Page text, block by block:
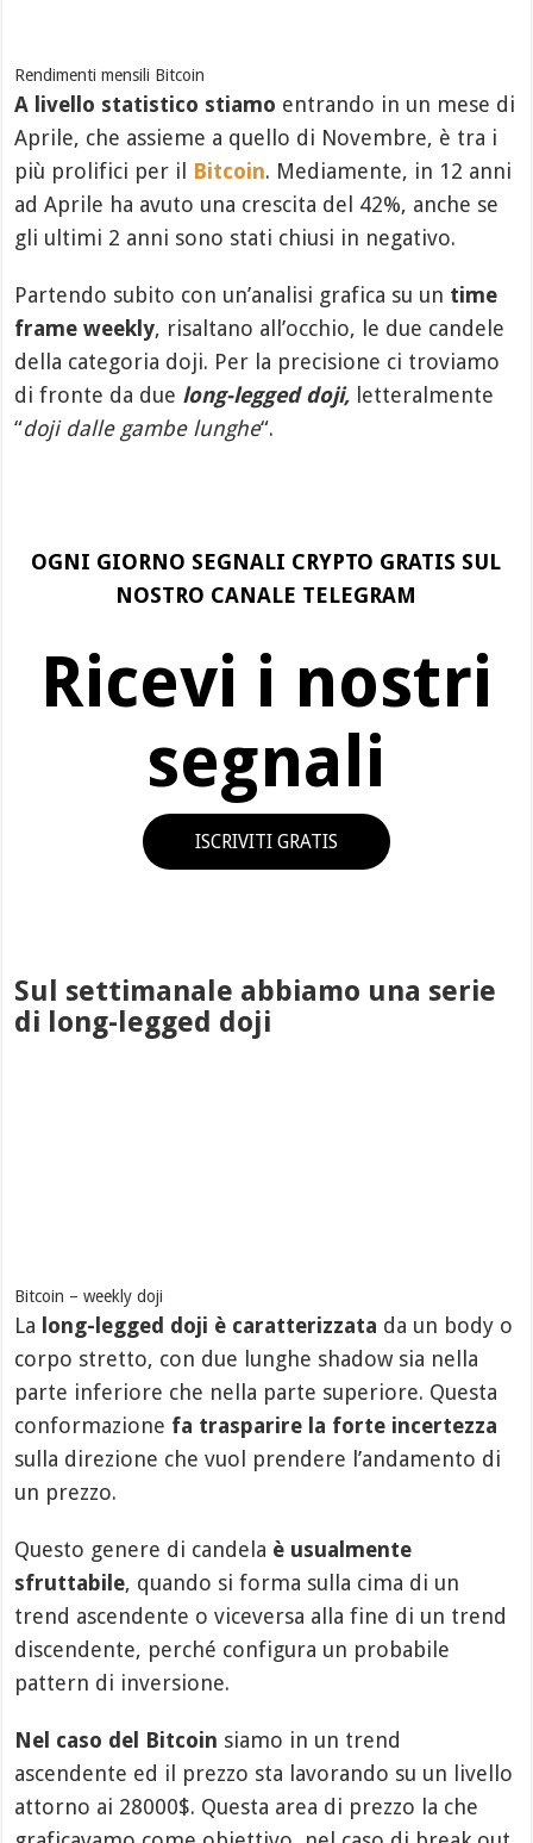
Rendimenti mensili Bitcoin
A livello statistico stiamo entrando in un mese di
Aprile, che assieme a quello di Novembre, è tra i
più prolifici per il Bitcoin. Mediamente, in 12 anni
ad Aprile ha avuto una crescita del 42%, anche se
gli ultimi 2 anni sono stati chiusi in negativo.
Partendo subito con un’analisi grafica su un time
frame weekly, risaltano all’occhio, le due candele
della categoria doji. Per la precisione ci troviamo
di fronte da due long-legged doji, letteralmente
“doji dalle gambe lunghe“.
OGNI GIORNO SEGNALI CRYPTO GRATIS SUL
NOSTRO CANALE TELEGRAM
Ricevi i nostri
segnali
ISCRIVITI GRATIS
Sul settimanale abbiamo una serie
di long-legged doji
Bitcoin – weekly doji
La long-legged doji è caratterizzata da un body o
corpo stretto, con due lunghe shadow sia nella
parte inferiore che nella parte superiore. Questa
conformazione fa trasparire la forte incertezza
sulla direzione che vuol prendere l’andamento di
un prezzo.
Questo genere di candela è usualmente
sfruttabile, quando si forma sulla cima di un
trend ascendente o viceversa alla fine di un trend
discendente, perché configura un probabile
pattern di inversione.
Nel caso del Bitcoin siamo in un trend
ascendente ed il prezzo sta lavorando su un livello
attorno ai 28000$. Questa area di prezzo la che